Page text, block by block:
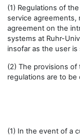
(1) Regulations of
service agreements,
agreement on the
systems at Ruhr-
insofar as the user
(2) The provisions
regulations are to be
(1) In the event of a